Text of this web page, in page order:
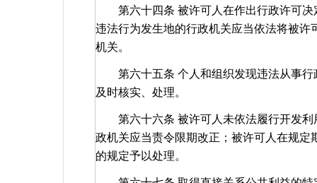
第六十四条 被许可人在作出行政许可决
违法行为发生地的行政机关应当依法将被
机关。
第六十五条 个人和组织发现违法从事行
及时核实、处理。
第六十六条 被许可人未依法履行开发利
政机关应当责令限期改正；被许可人在规
的规定予以处理。